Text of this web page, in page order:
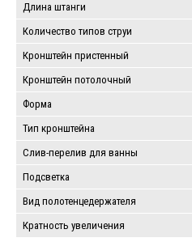
Длина штанги
Количество типов струи
Кронштейн пристенный
Кронштейн потолочный
Форма
Тип кронштейна
Слив-перелив для ванны
Подсветка
Вид полотенцедержателя
Кратность увеличения